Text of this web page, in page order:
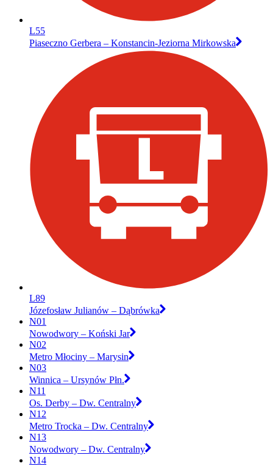
L55
Piaseczno Gerbera – Konstancin-Jeziorna Mirkowska
L89
Józefosław Julianów – Dąbrówka
N01
Nowodwory – Koński Jar
N02
Metro Młociny – Marysin
N03
Winnica – Ursynów Płn.
N11
Os. Derby – Dw. Centralny
N12
Metro Trocka – Dw. Centralny
N13
Nowodwory – Dw. Centralny
N14